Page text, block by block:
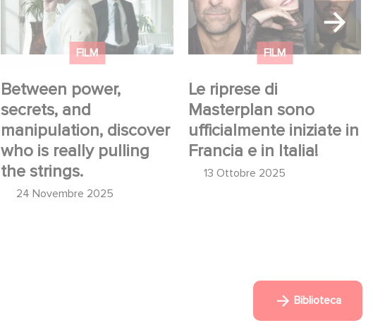
FILM
Between power,
secrets, and
manipulation, discover
who is really pulling
the strings.
24 Novembre 2025
who is really pulling the
strings.
FILM
Le riprese di
Masterplan sono
ufficialmente iniziate in
Francia e in Italia!
13 Ottobre 2025
in Francia e in Italia!
Biblioteca